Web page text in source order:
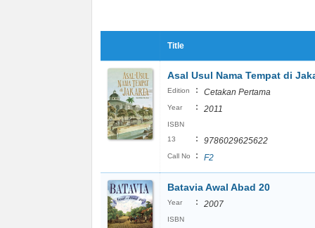
Title
Asal Usul Nama Tempat di
Edition : Cetakan Pertama
Year : 2011
ISBN
13
: 9786029625622
Call No : F2
Batavia Awal Abad 20
Year : 2007
ISBN